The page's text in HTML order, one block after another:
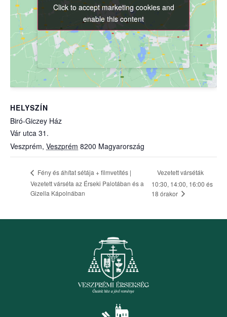
HELYSZÍN
Biró-Giczey Ház
Vár utca 31.
Veszprém, Veszprém 8200 Magyarország
Click to accept marketing cookies and
enable this content
Click to accept marketing cookies and
enable this content
Fény és áhítat sétája + filmvetítés |
Vezetett várséta az Érseki Palotában és a
Gizella Kápolnában
Vezetett várséták
10:30, 14:00, 16:00 és
18 órakor